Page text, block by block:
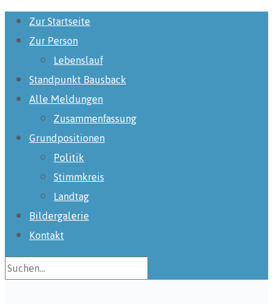
Zur Startseite
Zur Person
Lebenslauf
Standpunkt Bausback
Alle Meldungen
Zusammenfassung
Grundpositionen
Politik
Stimmkreis
Landtag
Bildergalerie
Kontakt